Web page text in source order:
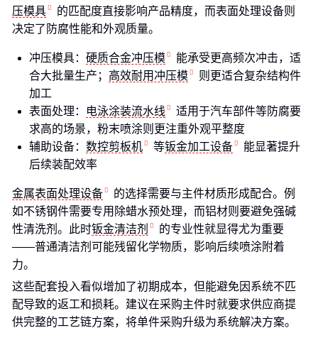
压模具
的匹配度直接影响产品精度，而表面处理设备则
决定了防腐性能和外观质量。
冲压模具： 硬质合金冲压模
能承受更高频次冲击，适
合大批量生产； 高效耐用冲压模
则更适合复杂结构件
加工
表面处理：
电泳涂装流水线
适用于汽车部件等防腐要
求高的场景，粉末喷涂则更注重外观平整度
辅助设备： 数控剪板机 等钣金加工设备
能显著提升
后续装配效率
金属表面处理设备
的选择需要与主件材质形成配合。例
如不锈钢件需要专用除蜡水预处理，而铝材则要避免强碱
性清洗剂。此时钣金清洁剂
的专业性就显得尤为重要
——普通清洁剂可能残留化学物质，影响后续喷涂附着
力。
这些配套投入看似增加了初期成本，但能避免因系统不匹
配导致的返工和损耗。建议在采购主件时就要求供应商提
供完整的工艺链方案，将单件采购升级为系统解决方案。